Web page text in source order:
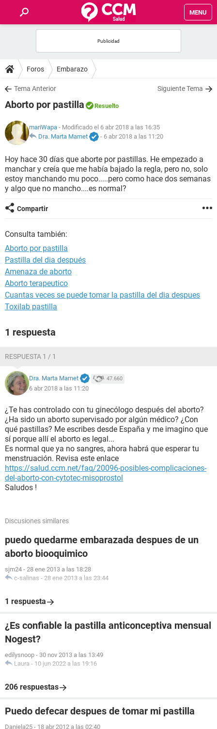
MENU
FOROS
SALUD
NUTRICIÓN
BIENESTAR
SEXUALIDAD
GLOSARIO
Foros Embarazo
Tema Anterior Siguiente Tema
Aborto por pastilla Resuelto
mariWapa - Modificado el 6 abr 2018 a las 16:35
Dra. Marta Marnet
- 6 abr 2018 a las 11:20
Hoy hace 30 días que aborte por pastillas. He empezado a
manchar y creía que me había bajado la regla, pero no, solo
estoy manchando mu poco.....pero como hace dos semanas
y algo que no mancho....es normal?
Compartir
Consulta también:
Aborto por pastilla
Pastilla del dia después
Amenaza de aborto
Aborto terapeutico
Cuantas veces se puede tomar la pastilla del dia despues
Toxilab pastilla
1 respuesta
RESPUESTA 1 / 1
Dra. Marta Marnet 47.660
6 abr 2018 a las 11:20
¿Te has controlado con tu ginecólogo después del aborto?
¿Ha sido un aborto supervisado por algún médico? ¿Con
qué pastillas? Me escribes desde España y me imagino que
sí porque allí el aborto es legal...
Es normal que ya no sangres, ahora habrá que esperar tu
menstruación. Revisa este enlace
https://salud.ccm.net/faq/20096-posibles-complicaciones-
del-aborto-con-cytotec-misoprostol
Saludos !
Discusiones similares
puedo quedarme embarazada despues de un
aborto biooquimico
sjm24 - 28 ene 2013 a las 18:28
c-salinas - 28 ene 2013 a las 23:44
1 respuesta
¿Es confiable la pastilla anticonceptiva mensual
Nogest?
edilysnoop - 30 nov 2013 a las 13:49
Laura - 10 jun 2022 a las 19:16
206 respuestas
Puedo defecar despues de tomar mi pastilla
Daniela25 - 18 abr 2012 a las 02:40